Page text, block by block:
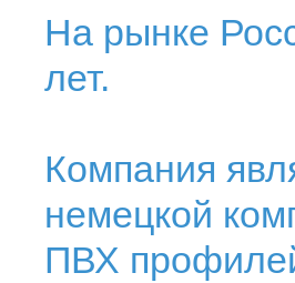
На рынке
лет.
Компания
немецкой
ПВХ